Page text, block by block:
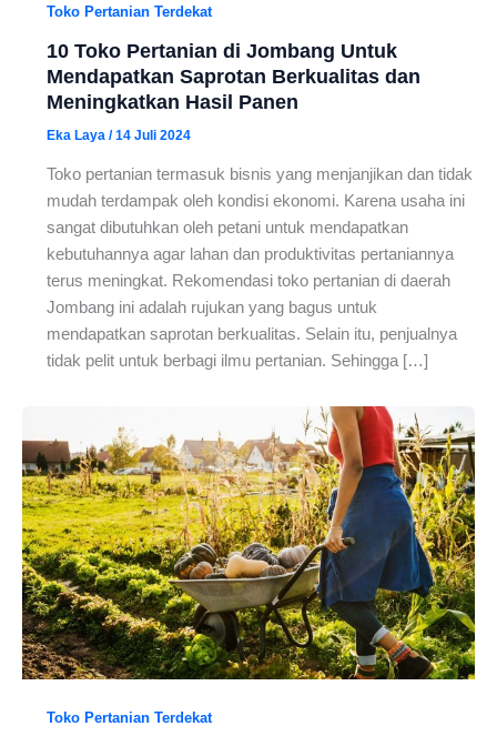
Toko Pertanian Terdekat
10 Toko Pertanian di Jombang Untuk
Mendapatkan Saprotan Berkualitas dan
Meningkatkan Hasil Panen
Eka Laya /14 Juli 2024
Toko pertanian termasuk bisnis yang menjanjikan dan tidak
mudah terdampak oleh kondisi ekonomi. Karena usaha ini
sangat dibutuhkan oleh petani untuk mendapatkan
kebutuhannya agar lahan dan produktivitas pertaniannya
terus meningkat. Rekomendasi toko pertanian di daerah
Jombang ini adalah rujukan yang bagus untuk
mendapatkan saprotan berkualitas. Selain itu, penjualnya
tidak pelit untuk berbagi ilmu pertanian. Sehingga […]
Toko Pertanian Terdekat